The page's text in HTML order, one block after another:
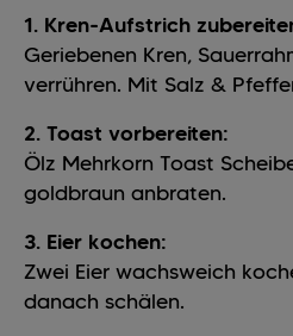
1. Kren-Aufstrich
Geriebenen Kren,
verrühren. Mit Salz &
2. Toast vorbereiten:
Ölz Mehrkorn Toast
goldbraun anbraten.
3. Eier kochen:
Zwei Eier wachsweich
danach schälen.